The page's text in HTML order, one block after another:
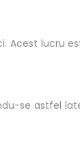
Acest lucru
se astfel